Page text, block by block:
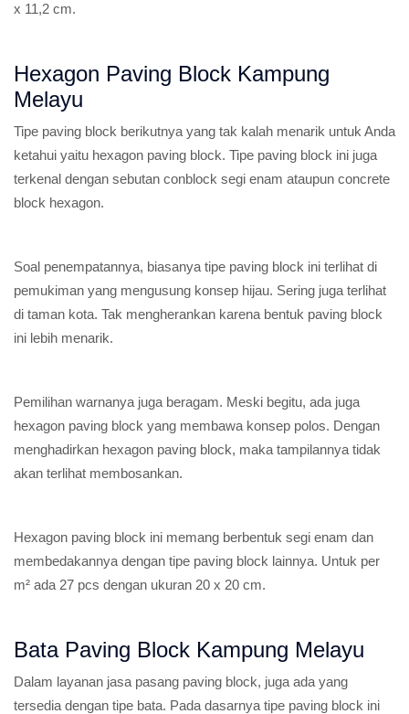
x 11,2 cm.
Hexagon Paving Block Kampung
Melayu
Tipe paving block berikutnya yang tak kalah menarik untuk Anda
ketahui yaitu hexagon paving block. Tipe paving block ini juga
terkenal dengan sebutan conblock segi enam ataupun concrete
block hexagon.
Soal penempatannya, biasanya tipe paving block ini terlihat di
pemukiman yang mengusung konsep hijau. Sering juga terlihat
di taman kota. Tak mengherankan karena bentuk paving block
ini lebih menarik.
Pemilihan warnanya juga beragam. Meski begitu, ada juga
hexagon paving block yang membawa konsep polos. Dengan
menghadirkan hexagon paving block, maka tampilannya tidak
akan terlihat membosankan.
Hexagon paving block ini memang berbentuk segi enam dan
membedakannya dengan tipe paving block lainnya. Untuk per
m² ada 27 pcs dengan ukuran 20 x 20 cm.
Bata Paving Block Kampung Melayu
Dalam layanan jasa pasang paving block, juga ada yang
tersedia dengan tipe bata. Pada dasarnya tipe paving block ini